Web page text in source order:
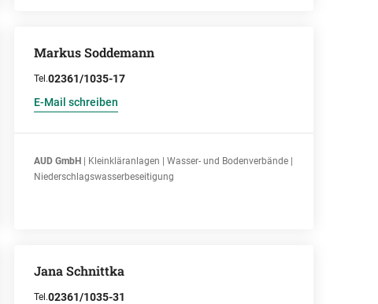
Markus Soddemann
Tel.02361/1035-17
E-Mail schreiben
AUD GmbH
| Kleinkläranlagen | Wasser- und Bodenverbände |
Niederschlagswasserbeseitigung
Jana Schnittka
Tel.02361/1035-31